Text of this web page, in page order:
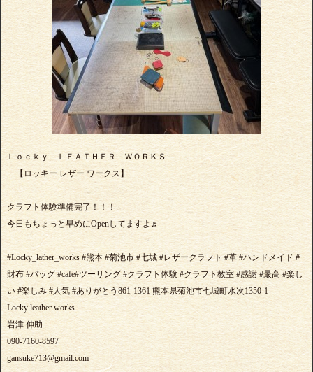
Ｌｏｃｋｙ ＬＥＡＴＨＥＲ ＷＯＲＫＳ
【ロッキー レザー ワークス】
クラフト体験準備完了！！！
今日もちょっと早めにOpenしてますよ♬
#Locky_lather_works #熊本 #菊池市 #七城 #レザークラフト #革 #ハンドメイド #
財布 #バッグ #cafe#ツーリング #クラフト体験 #クラフト教室 #感謝 #最高 #楽し
い #楽しみ #人気 #ありがとう861-1361 熊本県菊池市七城町水次1350-1
Locky leather works
岩津 伸助
090-7160-8597
gansuke713@gmail.com